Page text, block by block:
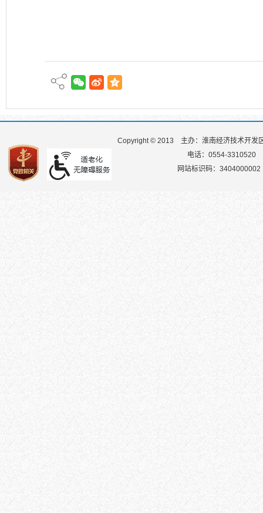
Copyright © 2013
主办：淮南经济技术开发
电话：0554-3310520
网站标识码：3404000002